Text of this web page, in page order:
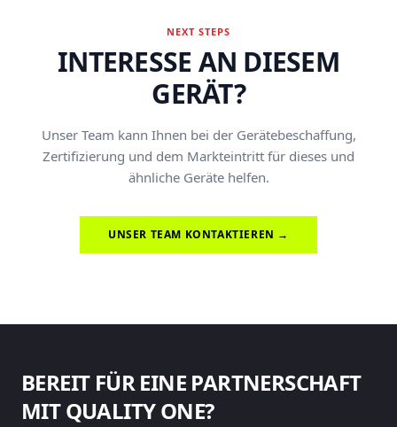
NEXT STEPS
INTERESSE AN DIESEM
GERÄT?
Unser Team kann Ihnen bei der Gerätebeschaffung,
Zertifizierung und dem Markteintritt für dieses und
ähnliche Geräte helfen.
UNSER TEAM KONTAKTIEREN →
BEREIT FÜR EINE PARTNERSCHAFT
MIT QUALITY ONE?